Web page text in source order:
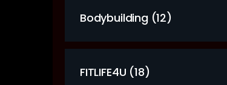
Bodybuilding (12)
FITLIFE4U (18)